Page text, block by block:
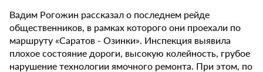
Вадим Рогожин рассказал о последнем рейде
общественников, в рамках которого они проехали по
маршруту «Саратов - Озинки». Инспекция выявила
плохое состояние дороги, высокую колейность, грубое
нарушение технологии ямочного ремонта. При этом, по